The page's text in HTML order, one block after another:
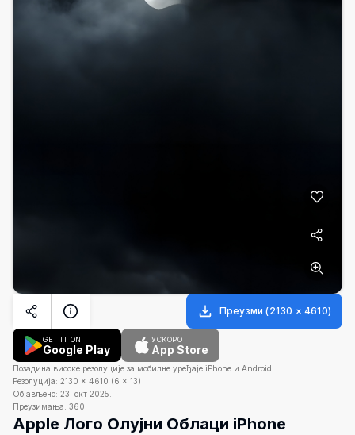
Преузми (2130 × 4610)
GET IT ON
Google Play
УСКОРО
App Store
Позадина високе резолуције за мобилне уређаје iPhone и Android
Резолуција: 2130 × 4610 (6 × 13)
Објављено: 23. окт 2025.
Преузимања: 360
Apple Лого Олујни Облаци iPhone